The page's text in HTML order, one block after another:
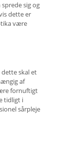
sig og
dette er
være
skal et
af
fornuftigt
tidligt i
sårpleje